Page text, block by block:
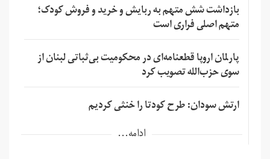
بازداشت شش متهم به ربایش و خرید و فروش کودک؛
متهم اصلی فراری است
پارلمان اروپا قطعنامه‌ای در محکومیت بی‌ثباتی لبنان از
سوی حزب‌الله تصویب کرد
ارتش سودان: طرح کودتا را خنثی کردیم
ادامه...